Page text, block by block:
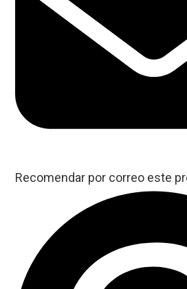
Recomendar por correo este